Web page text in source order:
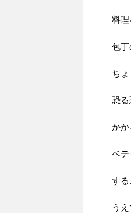
料
包丁
ち
恐
かか
ベ
する
う